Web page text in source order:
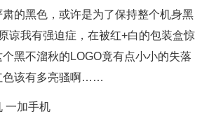
的黑色，或许是为了保持整个机身黑
谅我有强迫症，在被红+白的包装盒惊
黑不溜秋的LOGO竟有点小小的失落
色该有多亮骚啊……